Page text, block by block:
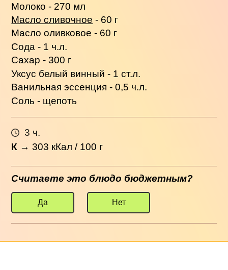
Молоко - 270 мл
Масло сливочное - 60 г
Масло оливковое - 60 г
Сода - 1 ч.л.
Сахар - 300 г
Уксус белый винный - 1 ст.л.
Ванильная эссенция - 0,5 ч.л.
Соль - щепоть
3 ч.
К →303 кКал / 100 г
Считаете это блюдо бюджетным?
Да Нет